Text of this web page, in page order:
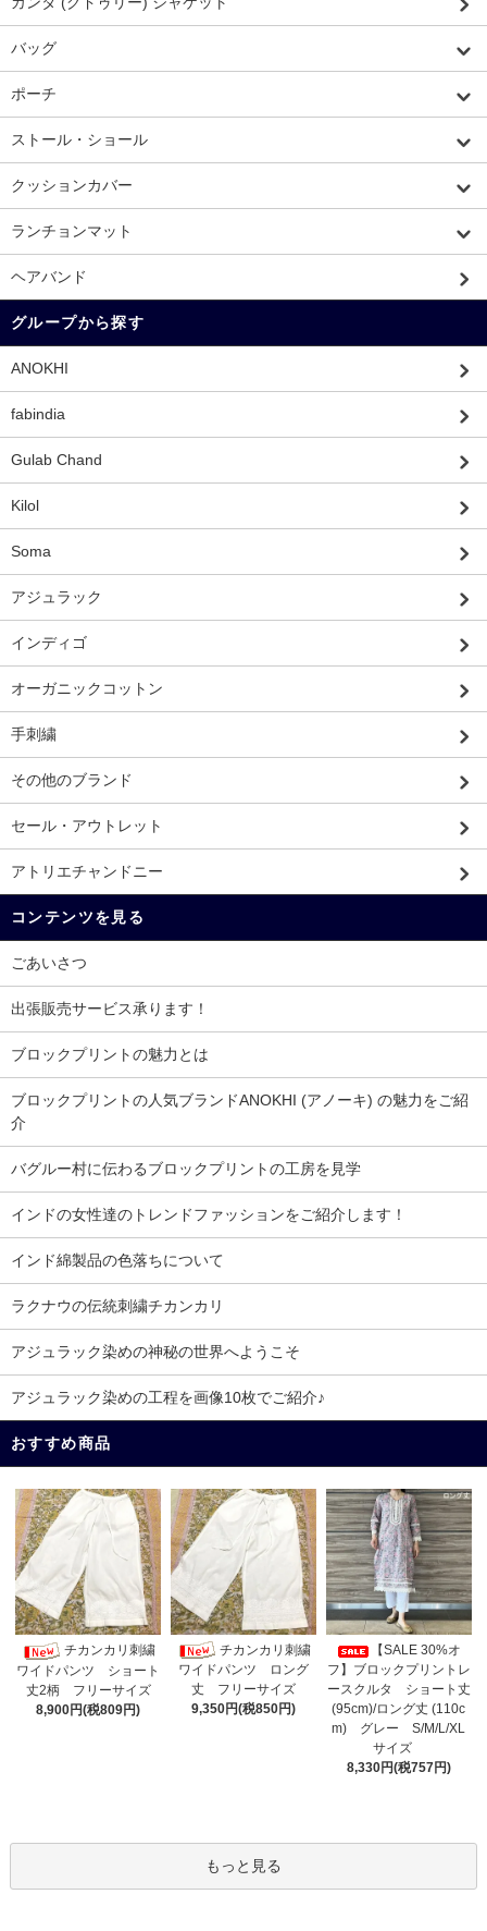
バッグ
ポーチ
ストール・ショール
クッションカバー
ランチョンマット
ヘアバンド
グループから探す
ANOKHI
fabindia
Gulab Chand
Kilol
Soma
アジュラック
インディゴ
オーガニックコットン
手刺繍
その他のブランド
セール・アウトレット
アトリエチャンドニー
コンテンツを見る
ごあいさつ
出張販売サービス承ります！
ブロックプリントの魅力とは
ブロックプリントの人気ブランドANOKHI (アノーキ) の魅力をご紹
介
バグルー村に伝わるブロックプリントの工房を見学
インドの女性達のトレンドファッションをご紹介します！
インド綿製品の色落ちについて
ラクナウの伝統刺繍チカンカリ
アジュラック染めの神秘の世界へようこそ
アジュラック染めの工程を画像10枚でご紹介♪
おすすめ商品
チカンカリ刺繍
ワイドパンツ ショート
丈2柄 フリーサイズ
8,900円(税809円)
チカンカリ刺繍
ワイドパンツ ロング
丈 フリーサイズ
9,350円(税850円)
【SALE 30%オ
フ】ブロックプリントレ
ースクルタ ショート丈
(95cm)/ロング丈 (110c
m) グレー S/M/L/XL
サイズ
8,330円(税757円)
もっと見る